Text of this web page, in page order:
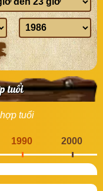
Năm
sinh
tuổi
tuổi
1990 2000